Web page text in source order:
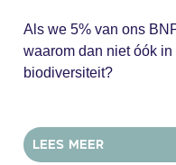
Als we 5% van ons
waarom dan niet óók
biodiversiteit?
LEES MEER